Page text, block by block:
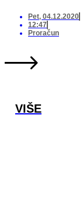
Pet, 04.12.2020
12:47
Proračun
VIŠE